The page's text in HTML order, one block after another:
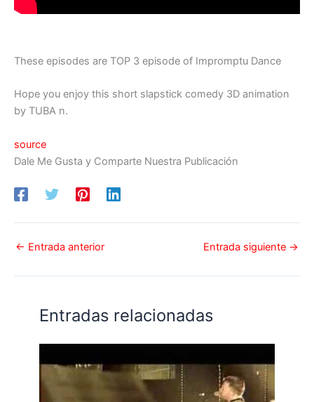
These episodes are TOP 3 episode of Impromptu Dance
Hope you enjoy this short slapstick comedy 3D animation
by TUBA n.
source
Dale Me Gusta y Comparte Nuestra Publicación
← Entrada anterior Entrada siguiente →
Entradas relacionadas